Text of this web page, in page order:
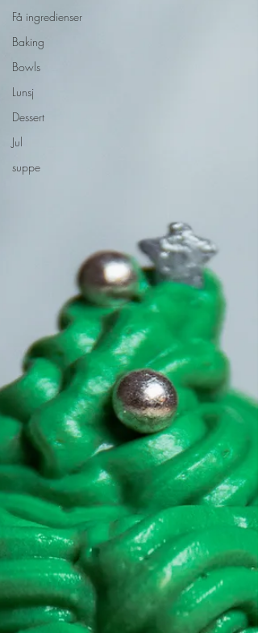
Få ingredienser
Baking
Bowls
Lunsj
Dessert
Jul
suppe